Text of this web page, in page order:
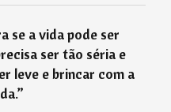
se a vida pode ser
ser tão séria e
leve e brincar com a
”